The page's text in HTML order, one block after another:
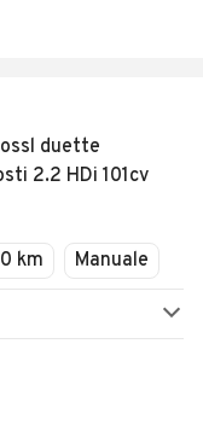
duette
2.2 HDi 101cv
km Manuale